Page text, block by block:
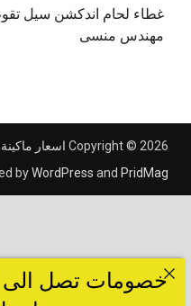
غطاء لحام اندكشن سيل
مهندس منسى
Copyright © 2026اسعار ماكينة
byWordPressandPridMag